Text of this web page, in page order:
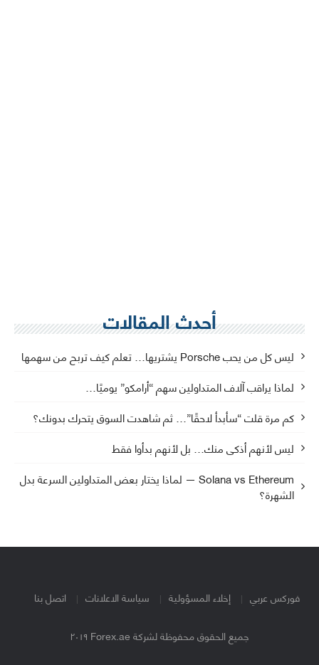
أحدث المقالات
ليس كل من يحب Porsche يشتريها… تعلم كيف تربح من سهمها
لماذا يراقب آلاف المتداولين سهم “أرامكو” يوميًا…
كم مرة قلت “سأبدأ لاحقًا”… ثم شاهدت السوق يتحرك بدونك؟
ليس لأنهم أذكى منك… بل لأنهم بدأوا فقط
Solana vs Ethereum — لماذا يختار بعض المتداولين السرعة بدل
الشهرة؟
فوركس عربي إخلاء المسؤولية سياسة الاعلانات اتصل بنا
جميع الحقوق محفوظة لشركة Forex.ae ٢٠١٩